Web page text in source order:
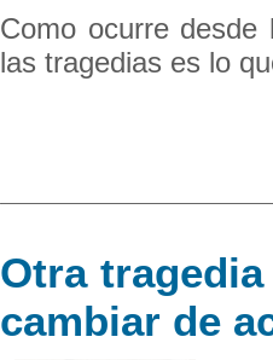
Como ocurre desde
las tragedias es lo
Otra
cambiar de